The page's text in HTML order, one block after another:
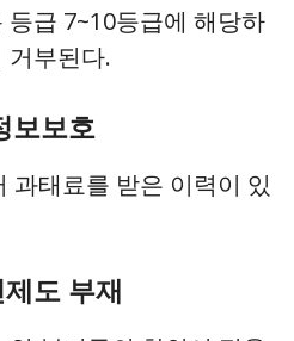
급 7~10등급에 해당하
거부된다.
보보호
과태료를 받은 이력이 있
도 부재